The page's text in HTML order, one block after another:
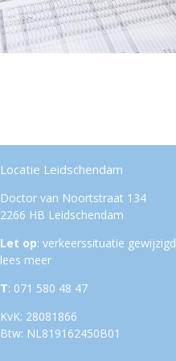
Locatie Leidschendam
Doctor van Noortstraat 134
2266 HB Leidschendam
Let op: verkeerssituatie gewijzigd
lees meer
T: 071 580 48 47
KvK: 28081866
Btw: NL819162450B01